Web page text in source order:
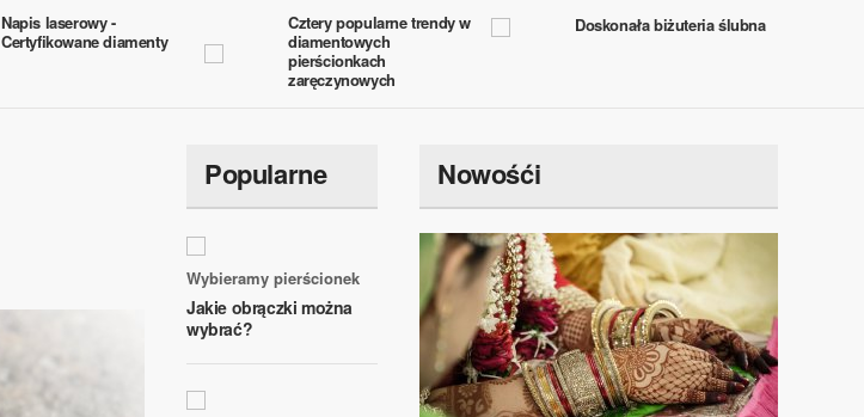
Napis laserowy -
Certyfikowane diamenty
Cztery popularne trendy w
diamentowych
pierścionkach
zaręczynowych
Doskonała biżuteria ślubna
Popularne
Wybieramy pierścionek
Jakie obrączki można
wybrać?
Nowośći